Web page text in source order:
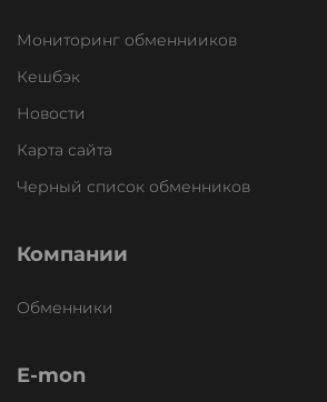
Мониторинг обменнииков
Кешбэк
Новости
Карта сайта
Черный список обменников
Компании
Обменники
E-mon